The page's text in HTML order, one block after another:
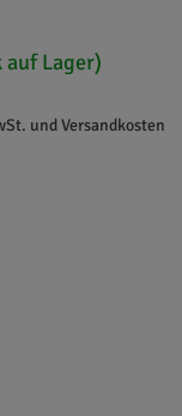
Lager)
und Versandkosten